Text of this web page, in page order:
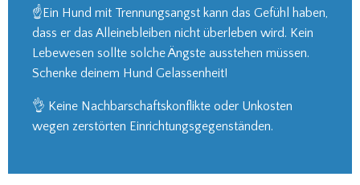
☝️Ein Hund mit Trennungsangst kann das Gefühl haben,
dass er das Alleinebleiben nicht überleben wird. Kein
Lebewesen sollte solche Ängste ausstehen müssen.
Schenke deinem Hund Gelassenheit!
👌 Keine Nachbarschaftskonflikte oder Unkosten
wegen zerstörten Einrichtungsgegenständen.